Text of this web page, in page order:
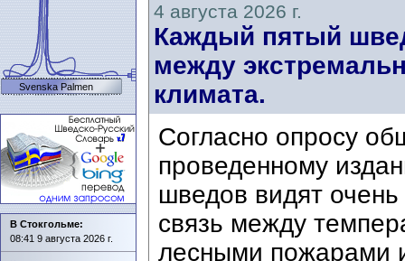
4 августа 2026 г.
Каждый пятый
между
климата.
Согласно опросу
проведенному
шведов видят
связь между
лесными пожарами
Svenska Palmen
В Стокгольме:
08:41 9 августа 2026 г.